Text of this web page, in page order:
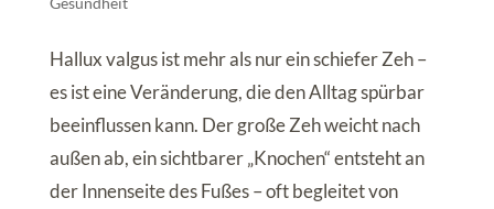
Hallux valgus ist mehr als nur ein schiefer Zeh –
es ist eine Veränderung, die den Alltag spürbar
beeinflussen kann. Der große Zeh weicht nach
außen ab, ein sichtbarer „Knochen“ entsteht an
der Innenseite des Fußes – oft begleitet von